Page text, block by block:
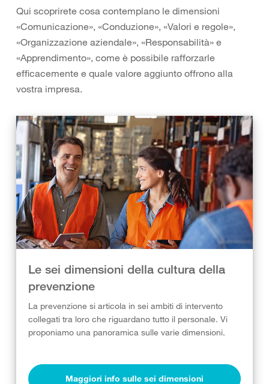
Qui scoprirete cosa contemplano le dimensioni
«Comunicazione», «Conduzione», «Valori e regole»,
«Organizzazione aziendale», «Responsabilità» e
«Apprendimento», come è possibile rafforzarle
efficacemente e quale valore aggiunto offrono alla
vostra impresa.
Le sei dimensioni della cultura della
prevenzione
La prevenzione si articola in sei ambiti di intervento
collegati tra loro che riguardano tutto il personale. Vi
proponiamo una panoramica sulle varie dimensioni.
Maggiori info sulle sei dimensioni